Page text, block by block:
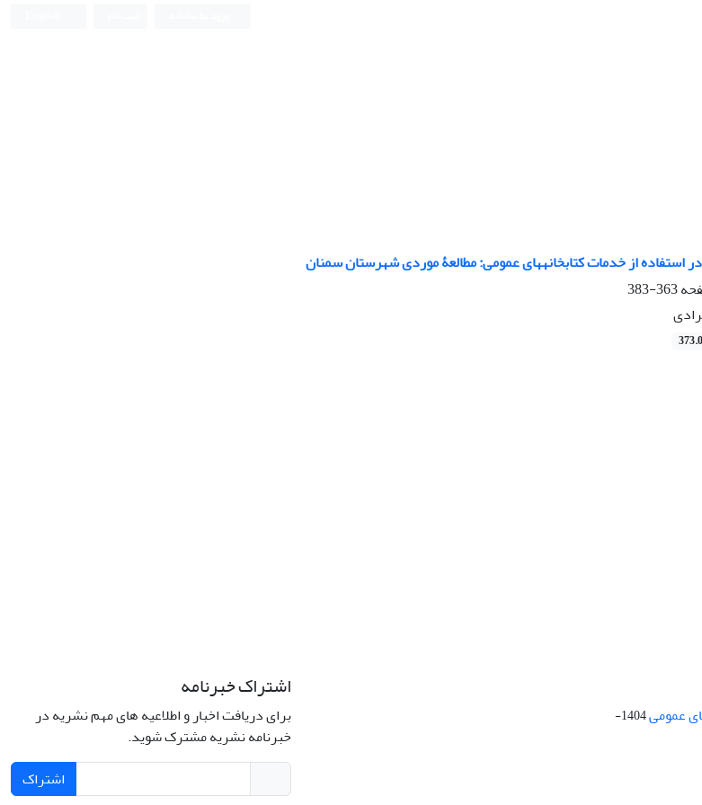
در استفاده از خدمات کتابخانه⁮های عمومی: مطالعۀ موردی شهرستان سمنان
363-383
عمومی
1404-
اشتراک خبرنامه
برای دریافت اخبار و اطلاعیه های مهم نشریه در
خبرنامه نشریه مشترک شوید.
اشتراک